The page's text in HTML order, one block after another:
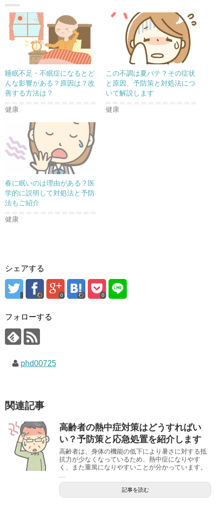
t
t
e
r
共
有
ウ
ィ
ン
ド
ウ
開
き
有
す
る
に
は
ク
リ
ッ
ク
し
て
く
だ
さ
い
ウ
ウ
で
開
き
ま
す
)
+
で
共
有
(
新
し
い
ウ
ィ
ン
ド
す
睡眠不足・不眠症になるとど
んな影響がある？原因は？改
善する方法は？
健康
この不調は夏バテ？その症状
と原因、予防策と対処法につ
いて解説します
健康
春に眠いのは理由がある？医
学的に説明して対処法と予防
法もご紹介
健康
シェアする
0 0
フォローする
phd00725
関連記事
高齢者の熱中症対策はどうすればい
い？予防策と応急処置を紹介します
高齢者は、身体の機能の低下により暑さに対する抵
抗力が少なくなっているため、熱中症になりやす
く、また重篤になりやすいことが分かっています。
...
記事を読む